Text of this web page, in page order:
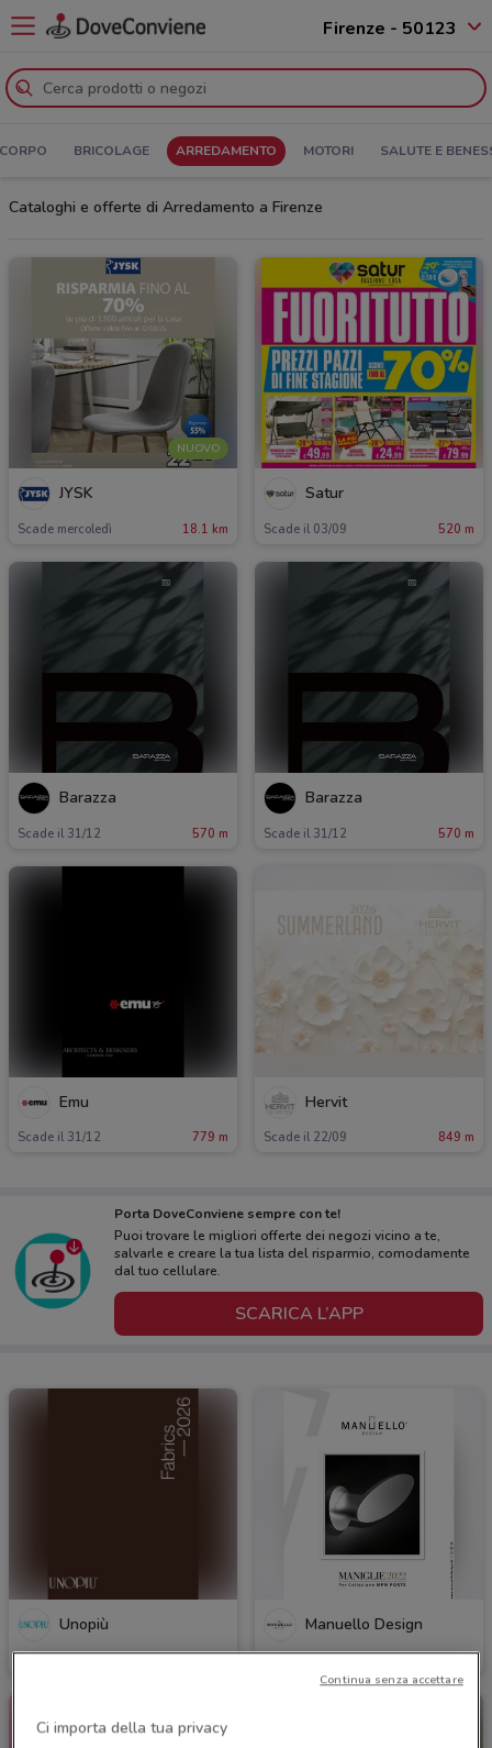
Firenze - 50123
BRICOLAGE ARREDAMENTO MOTORI SALUTE E
Cataloghi e offerte di Arredamento a Firenze
NUOVO
JYSK
Scade mercoledì 18.1 km
Satur
Scade il 03/09 520 m
Barazza
Scade il 31/12 570 m
Barazza
Scade il 31/12 570 m
Emu
Scade il 31/12 779 m
Hervit
Scade il 22/09 849 m
Porta DoveConviene sempre con te!
Puoi trovare le migliori offerte dei negozi vicino a te,
salvarle e creare la tua lista del risparmio, comodamente
dal tuo cellulare.
SCARICA L’APP
Unopiù
Scade il 31/12 1.1 km
Manuello Design
Scade il 31/12 1.4 km
Ci importa della tua privacy
Continua senza accettare